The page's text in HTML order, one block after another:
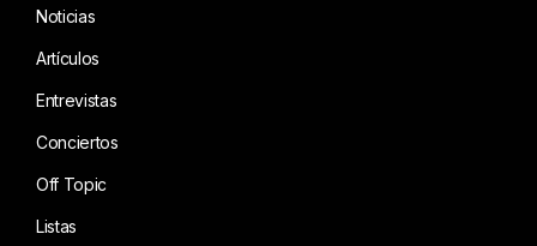
Noticias
Artículos
Entrevistas
Conciertos
Off Topic
Listas